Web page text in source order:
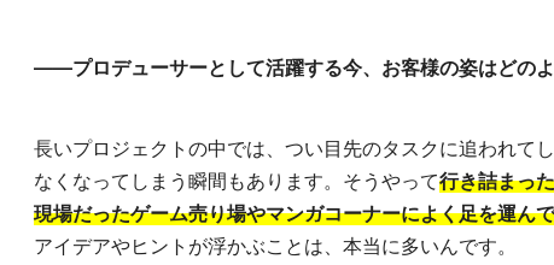
――プロデューサーとして活躍する今、お客様の姿はどの
長いプロジェクトの中では、つい目先のタスクに追われて
なくなってしまう瞬間もあります。そうやって行き詰まっ
現場だったゲーム売り場やマンガコーナーによく足を運ん
アイデアやヒントが浮かぶことは、本当に多いんです。